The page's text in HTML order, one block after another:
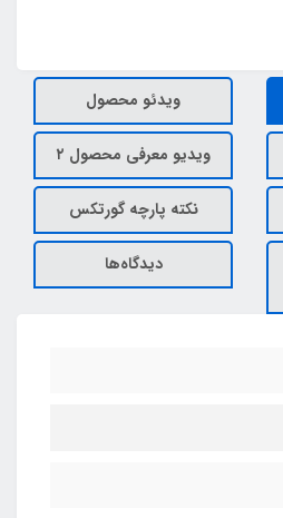
ویدئو محصول
ویدیو معرفی محصول ۲
نکته پارچه گورتکس
دیدگاه‌ها